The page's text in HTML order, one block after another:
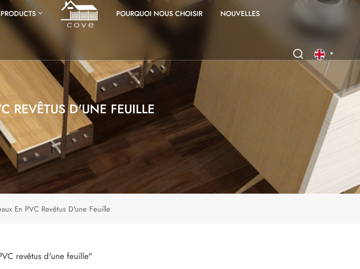
PRODUCTS POURQUOI NOUS CHOISIR
NOUVELLES
REVÊTUS D'UNE FEUILLE
En PVC Revêtus D'une Feuille
revêtus d'une feuille"